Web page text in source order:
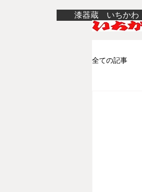
全ての記事
漆器蔵 いちかわ